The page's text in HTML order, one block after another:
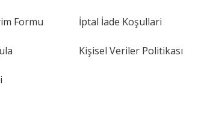
Formu İptal İade Koşullari
Kişisel Veriler Politikası